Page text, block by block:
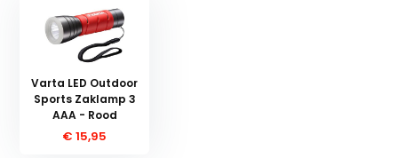
Varta LED Outdoor
Sports Zaklamp 3
AAA - Rood
€ 15,95